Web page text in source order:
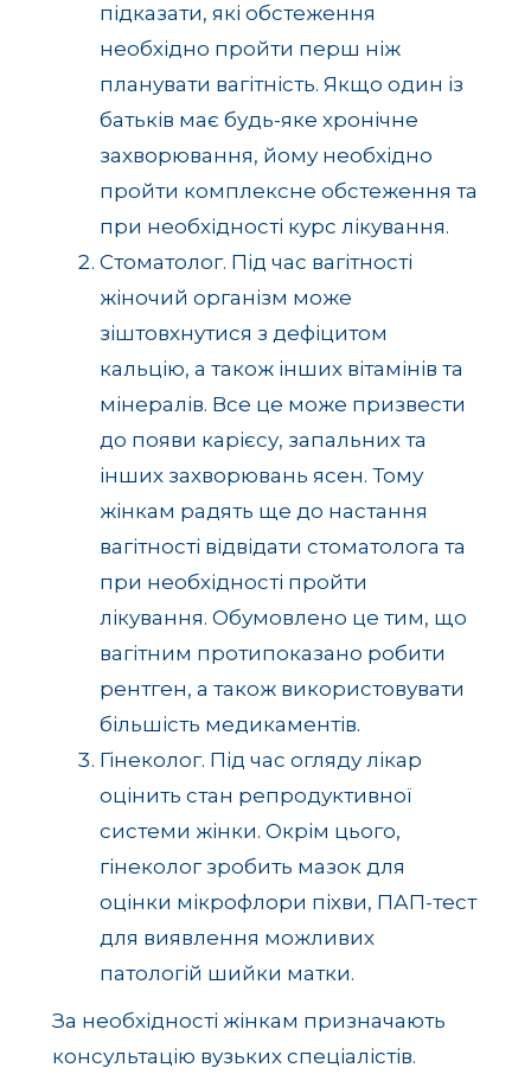
підказати, які обстеження
необхідно пройти перш ніж
планувати вагітність. Якщо один із
батьків має будь-яке хронічне
захворювання, йому необхідно
пройти комплексне обстеження та
при необхідності курс лікування.
Стоматолог. Під час вагітності
жіночий організм може
зіштовхнутися з дефіцитом
кальцію, а також інших вітамінів та
мінералів. Все це може призвести
до появи карієсу, запальних та
інших захворювань ясен. Тому
жінкам радять ще до настання
вагітності відвідати стоматолога та
при необхідності пройти
лікування. Обумовлено це тим, що
вагітним протипоказано робити
рентген, а також використовувати
більшість медикаментів.
Гінеколог. Під час огляду лікар
оцінить стан репродуктивної
системи жінки. Окрім цього,
гінеколог зробить мазок для
оцінки мікрофлори піхви, ПАП-тест
для виявлення можливих
патологій шийки матки.
За необхідності жінкам призначають
консультацію вузьких спеціалістів.